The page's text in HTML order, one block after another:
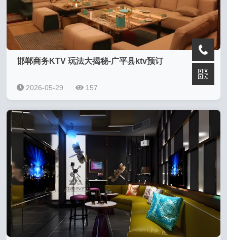
邯郸商务KTV 玩法大揭秘-广平县ktv预订
2026-05-29 157